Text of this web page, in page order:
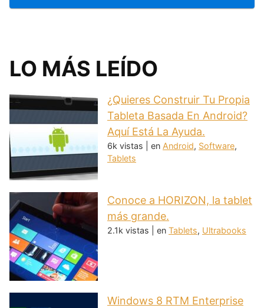
LO MÁS LEÍDO
¿Quieres Construir Tu Propia
Tableta Basada En Android?
Aquí Está La Ayuda.
6k vistas en Android, Software,
Tablets
Conoce a HORIZON, la tablet
más grande.
2.1k vistas en Tablets, Ultrabooks
Windows 8 RTM Enterprise